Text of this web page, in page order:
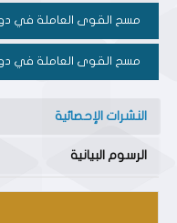
مسح القوى العاملة في دولة
مسح القوى العاملة في دولة
النشرات الإحصائية
الرسوم البيانية